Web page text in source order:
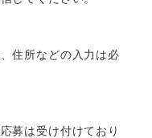
住所などの入力は必
募は受け付けており